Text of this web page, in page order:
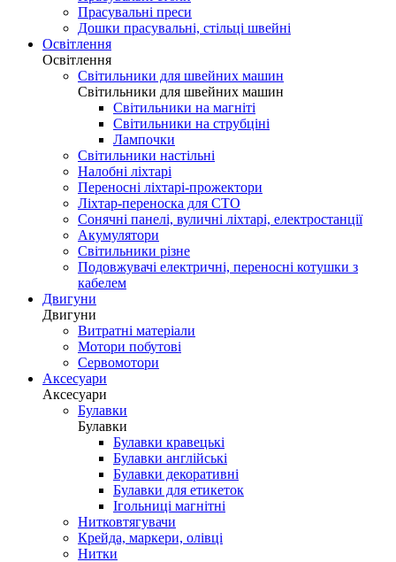
Прасувальні преси
Дошки прасувальні, стільці швейні
Освітлення
Освітлення
Світильники для швейних машин
Світильники для швейних машин
Світильники на магніті
Світильники на струбціні
Лампочки
Світильники настільні
Налобні ліхтарі
Переносні ліхтарі-прожектори
Ліхтар-переноска для СТО
Сонячні панелі, вуличні ліхтарі, електростанції
Акумулятори
Світильники різне
Подовжувачі електричні, переносні котушки з
кабелем
Двигуни
Двигуни
Витратні матеріали
Мотори побутові
Сервомотори
Аксесуари
Аксесуари
Булавки
Булавки
Булавки кравецькі
Булавки англійські
Булавки декоративні
Булавки для етикеток
Ігольниці магнітні
Нитковтягувачи
Крейда, маркери, олівці
Нитки